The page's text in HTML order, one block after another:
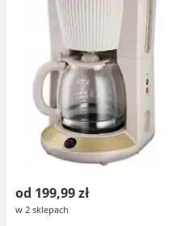
od 199,99 zł
w 2 sklepach